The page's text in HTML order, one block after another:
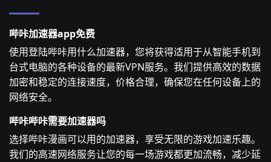
哔咔加速器app免费
使用登陆哔咔用什么加速器，您将获得适用于从智能手机到
台式电脑的各种设备的最新VPN服务。我们提供高效的数据
加密和稳定的连接速度，价格合理，确保您在任何设备上的
网络安全。
哔咔哔咔需要加速器吗
选择哔咔漫画可以用的加速器，享受无限的游戏加速乐趣。
我们的高速网络服务让您的每一场游戏都更加流畅，减少延